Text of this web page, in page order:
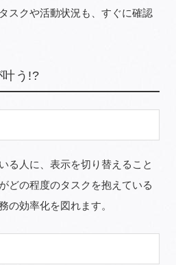
スクや活動状況も、すぐに確認
う!?
る人に、表示を切り替えること
どの程度のタスクを抱えている
の効率化を図れます。